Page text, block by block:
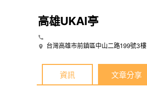
高雄UKAI亭
台灣高雄市前鎮區中山二路199號3樓
資訊 文章分享